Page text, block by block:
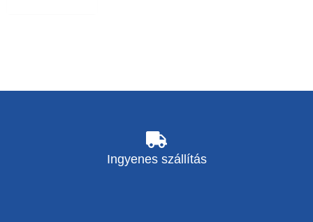
Ingyenes szállítás